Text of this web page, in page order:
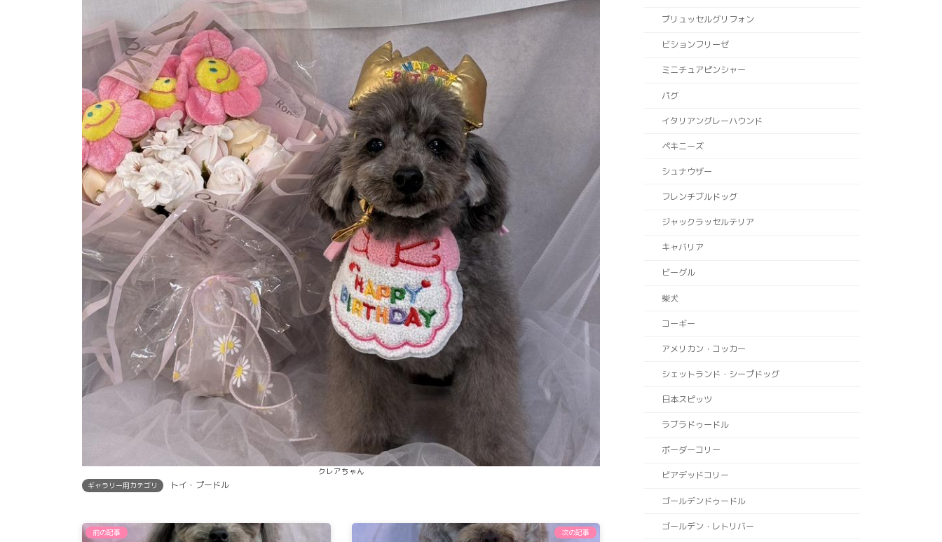
クレアちゃん
ギャラリー用カテゴリ
トイ・プードル
前の記事 次の記事
ブリュッセルグリフォン
ビションフリーゼ
ミニチュアピンシャー
パグ
イタリアングレーハウンド
ペキニーズ
シュナウザー
フレンチブルドッグ
ジャックラッセルテリア
キャバリア
ビーグル
柴犬
コーギー
アメリカン・コッカー
シェットランド・シープドッグ
日本スピッツ
ラブラドゥードル
ボーダーコリー
ビアデッドコリー
ゴールデンドゥードル
ゴールデン・レトリバー